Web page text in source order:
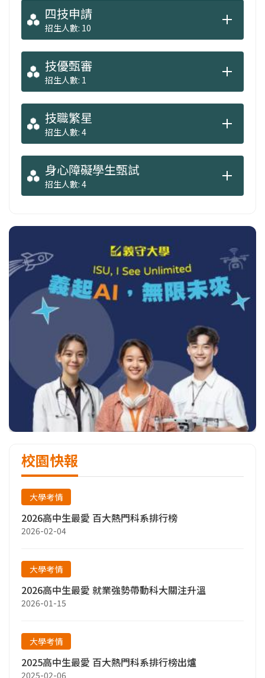
四技申請
招生人數: 10
技優甄審
招生人數: 1
技職繁星
招生人數: 4
身心障礙學生甄試
招生人數: 4
校園快報
大學考情
2026高中生最愛 百大熱門科系排行榜
2026-02-04
大學考情
2026高中生最愛 就業強勢帶動科大關注升溫
2026-01-15
大學考情
2025高中生最愛 百大熱門科系排行榜出爐
2025-02-06